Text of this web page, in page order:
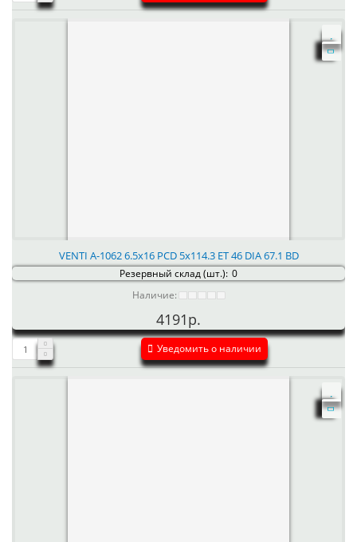
VENTI А-1062 6.5x16 PCD 5x114.3 ET 46 DIA 67.1 BD
Резервный склад (шт.): 0
Наличие:
4191р.
Уведомить о наличии